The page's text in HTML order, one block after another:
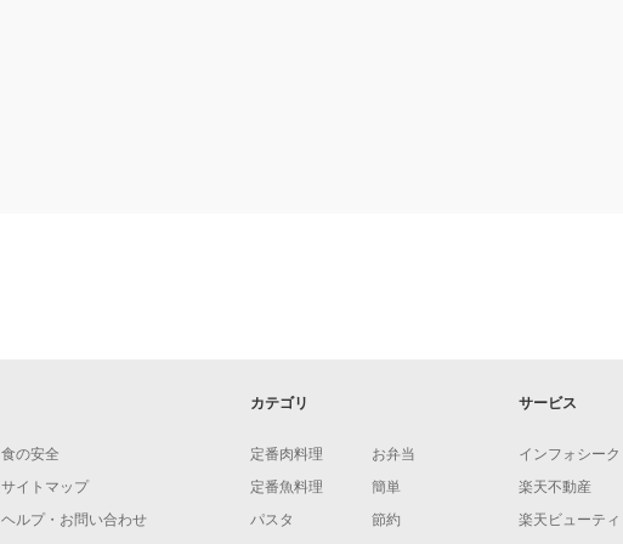
食の安全
サイトマップ
ヘルプ・お問い合わせ
カテゴリ
定番肉料理
定番魚料理
パスタ
お弁当
簡単
節約
サービス
インフォシーク
楽天不動産
楽天ビューティ